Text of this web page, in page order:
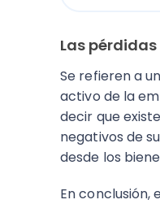
Las pérdidas
Se refieren a
activo de la
decir que
negativos de
desde los
En conclusión,